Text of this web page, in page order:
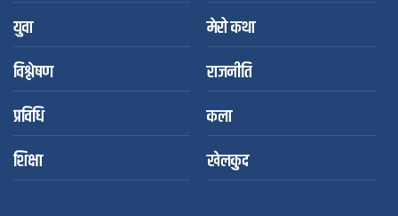
युवा
मेरो कथा
विश्लेषण
राजनीति
प्रविधि
कला
शिक्षा
खेलकुद